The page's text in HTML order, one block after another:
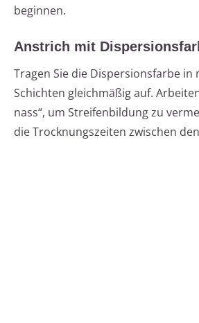
beginnen.
Anstrich mit
Tragen Sie die Dispersionsfarbe in
Schichten gleichmäßig auf.
nass“, um Streifenbildung zu
die Trocknungszeiten zwischen